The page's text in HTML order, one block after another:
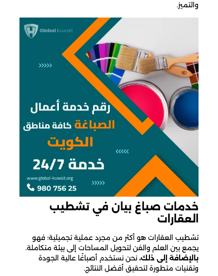
والتميز.
خدمات صباغ بيان في تشطيب
العقارات
تشطيب العقارات هو أكثر من مجرد عملية تجميلية؛ فهو
يجمع بين العلم والفن لتحويل المساحات إلى بيئة متكاملة.
بالإضافة إلى ذلك، نحن نستخدم أصباغًا عالية الجودة
وتقنيات متطورة لتحقيق أفضل النتائج.